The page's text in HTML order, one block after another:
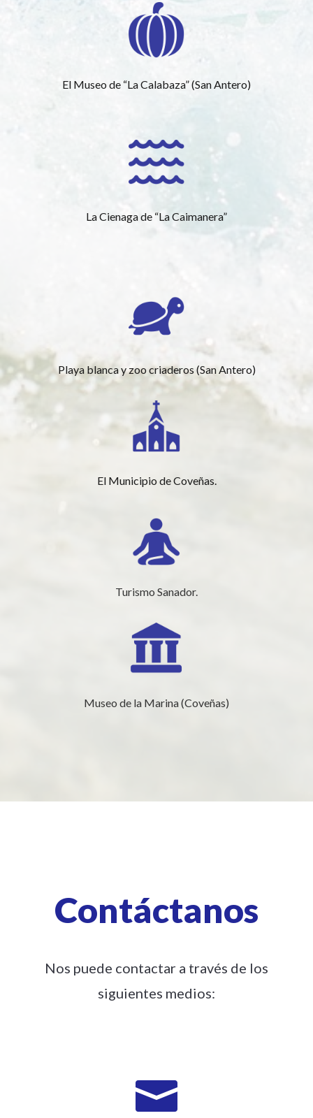
El Museo de “La Calabaza” (San Antero)
La Cienaga de “La Caimanera”
Playa blanca y zoo criaderos (San Antero)
El Municipio de Coveñas.
Turismo Sanador.
Museo de la Marina (Coveñas)
Contáctanos
Nos puede contactar a través de los
siguientes medios:
